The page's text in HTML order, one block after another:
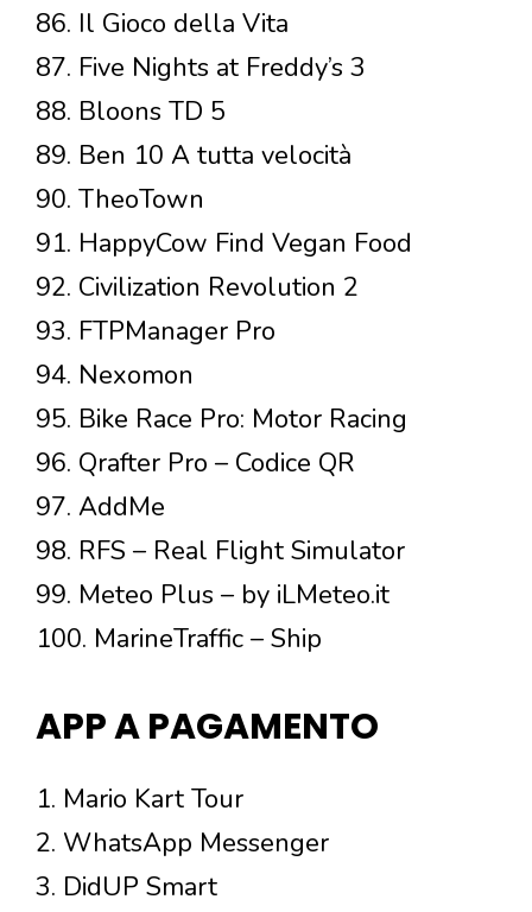
86. Il Gioco della Vita
87. Five Nights at Freddy’s 3
88. Bloons TD 5
89. Ben 10 A tutta velocità
90. TheoTown
91. HappyCow Find Vegan Food
92. Civilization Revolution 2
93. FTPManager Pro
94. Nexomon
95. Bike Race Pro: Motor Racing
96. Qrafter Pro – Codice QR
97. AddMe
98. RFS – Real Flight Simulator
99. Meteo Plus – by iLMeteo.it
100. MarineTraffic – Ship
APP A PAGAMENTO
1. Mario Kart Tour
2. WhatsApp Messenger
3. DidUP Smart